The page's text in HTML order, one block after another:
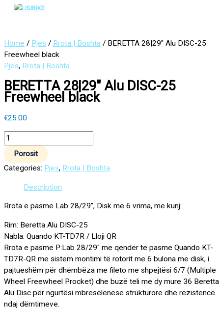
Skip
Menu
Home / Pjes / Rrota | Boshta / BERETTA 28|29″ Alu DISC-25
Freewheel black
Pjes, Rrota | Boshta
BERETTA 28|29″ Alu DISC-25
Freewheel black
€25.00
BERETTA
DISC-
25
Freewheel
black
quantity
Porosit
Categories: Pjes, Rrota | Boshta
Description
Rrota e pasme Lab 28/29″, Disk me 6 vrima, me kunj:
Rim: Beretta Alu DISC-25
Nabla: Quando KT-TD7R / Lloji QR
Rrota e pasme P:Lab 28/29″ me qendër të pasme Quando KT-
TD7R-QR me sistem montimi të rotorit me 6 bulona me disk, i
pajtueshëm për dhëmbëza me fileto me shpejtësi 6/7 (Multiple
Wheel Freewheel Procket) dhe buzë teli me dy mure 36 Beretta
Alu Disc për ngurtësi mbresëlënëse strukturore dhe rezistencë
ndaj dëmtimeve.